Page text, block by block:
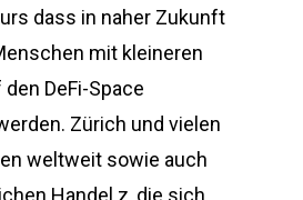
dass in naher Zukunft
mit kleineren
DeFi-Space
Zürich und vielen
weltweit sowie auch
Handel z, die sich